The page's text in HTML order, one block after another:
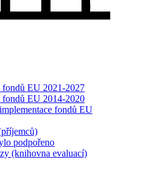
fondů EU 2021-2027
fondů EU 2014-2020
fondů EU
podpořeno
(knihovna evaluací)